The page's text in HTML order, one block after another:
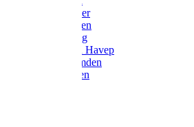
Bodywarmer
Werkbroeken
Zaagkleding
Werkjassen Havep
Thermohemden
Overhemden